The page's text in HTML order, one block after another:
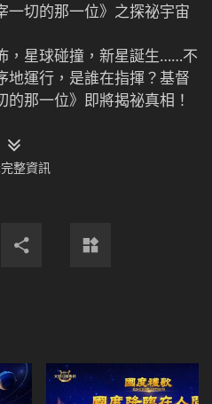
一切的那一位》之探祕宇宙
，星球碰撞，新星誕生……不
地運行，是誰在指揮？基督
那一位》即將揭祕真相！
一切的那一位》見證造物主
整資訊